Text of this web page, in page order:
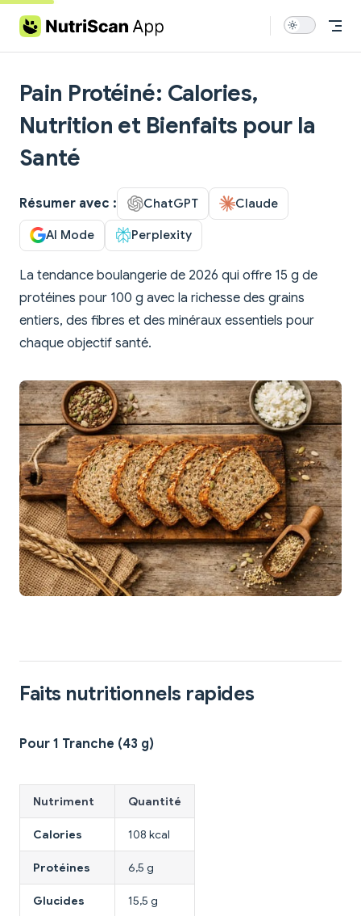
Skip to content
Pain Protéiné: Calories,
Nutrition et Bienfaits pour la
Santé
Résumer avec : ChatGPT Claude
AI Mode Perplexity
La tendance boulangerie de 2026 qui offre 15 g de
protéines pour 100 g avec la richesse des grains
entiers, des fibres et des minéraux essentiels pour
chaque objectif santé.
Faits nutritionnels rapides
Pour 1 Tranche (43 g)
Nutriment Quantité
Calories 108 kcal
Protéines 6,5 g
Glucides 15,5 g